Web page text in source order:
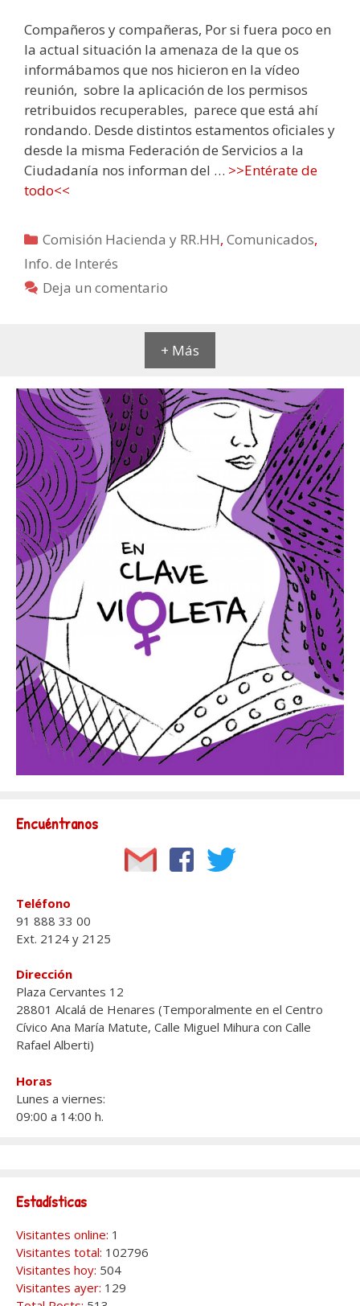
Compañeros y compañeras, Por si fuera poco en
la actual situación la amenaza de la que os
informábamos que nos hicieron en la vídeo
reunión, sobre la aplicación de los permisos
retribuidos recuperables, parece que está ahí
rondando. Desde distintos estamentos oficiales y
desde la misma Federación de Servicios a la
Ciudadanía nos informan del … >>Entérate de
todo<<
Categorías
Comisión Hacienda y RR.HH,Comunicados,
Info. de Interés
Deja un comentario
+ Más
Encuéntranos
Teléfono
91 888 33 00
Ext. 2124 y 2125
Dirección
Plaza Cervantes 12
28801 Alcalá de Henares (Temporalmente en el Centro
Cívico Ana María Matute, Calle Miguel Mihura con Calle
Rafael Alberti)
Horas
Lunes a viernes:
09:00 a 14:00 h.
Estadísticas
Visitantes online: 1
Visitantes total: 102796
Visitantes hoy: 504
Visitantes ayer: 129